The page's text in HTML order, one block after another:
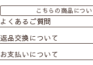
こちらの商品につ
よくあるご質問
返品交換について
お支払いについて